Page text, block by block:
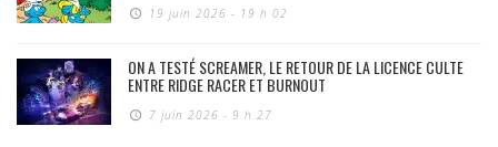
19 juin 2026 - 19 h 02
ON A TESTÉ SCREAMER, LE RETOUR DE LA LICENCE CULTE
ENTRE RIDGE RACER ET BURNOUT
7 juin 2026 - 9 h 27